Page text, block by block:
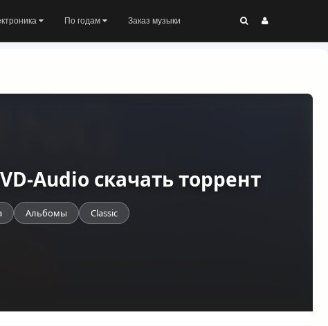
По годам Заказ музыки
Audio скачать торрент
Альбомы Classic